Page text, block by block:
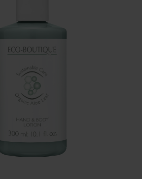
DOKUMENTÁCIÓ